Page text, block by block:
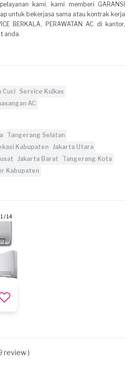
kami. kami memberi GARANSI
untuk bekerjasa sama atau kontrak kerja
BERKALA, PERAWATAN AC di kantor,
anda.
Cuci Service Kulkas
AC
Tangerang Selatan
Kabupaten Jakarta Utara
Jakarta Barat
Tangerang Kota
Kabupaten
1 / 14
review )